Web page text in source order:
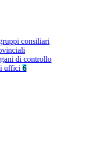
consiliari
di controllo
uffici 6